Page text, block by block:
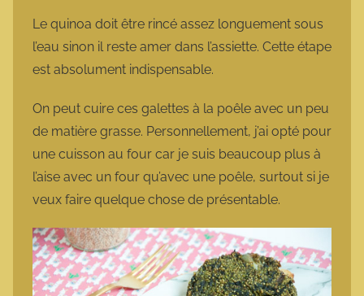
Le quinoa doit être rincé assez longuement sous
l’eau sinon il reste amer dans l’assiette. Cette étape
est absolument indispensable.
On peut cuire ces galettes à la poêle avec un peu
de matière grasse. Personnellement, j’ai opté pour
une cuisson au four car je suis beaucoup plus à
l’aise avec un four qu’avec une poêle, surtout si je
veux faire quelque chose de présentable.